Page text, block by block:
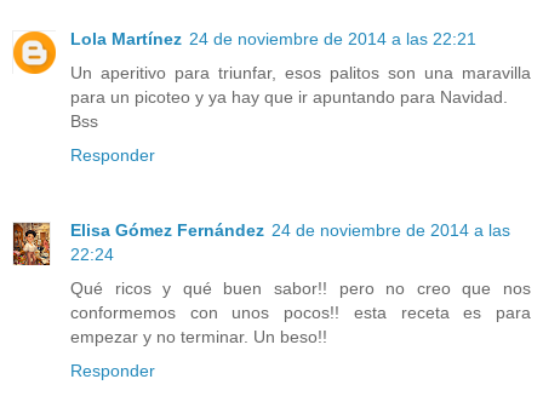
Lola Martínez 24 de noviembre de 2014 a las 22:21
Un aperitivo para triunfar, esos palitos son una maravilla
para un picoteo y ya hay que ir apuntando para Navidad.
Bss
Responder
Elisa Gómez Fernández 24 de noviembre de 2014 a las
22:24
Qué ricos y qué buen sabor!! pero no creo que nos
conformemos con unos pocos!! esta receta es para
empezar y no terminar. Un beso!!
Responder